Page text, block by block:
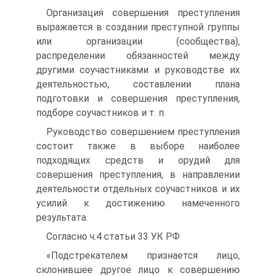
Организация совершения преступления
выражается в создании преступной группы
или организации (сообщества),
распределении обязанностей между
другими соучастниками и руководстве их
деятельностью, составлении плана
подготовки и совершения преступления,
подборе соучастников и т. п.
Руководство совершением преступления
состоит также в выборе наиболее
подходящих средств и орудий для
совершения преступления, в направлении
деятельности отдельных соучастников и их
усилий к достижению намеченного
результата.
Согласно ч.4 статьи 33 УК РФ
«Подстрекателем признается лицо,
склонившее другое лицо к совершению